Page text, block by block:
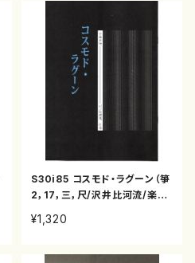
S30i85 コスモド・ラグーン（箏
2，17，三，尺/沢井比河流/楽
¥1,320